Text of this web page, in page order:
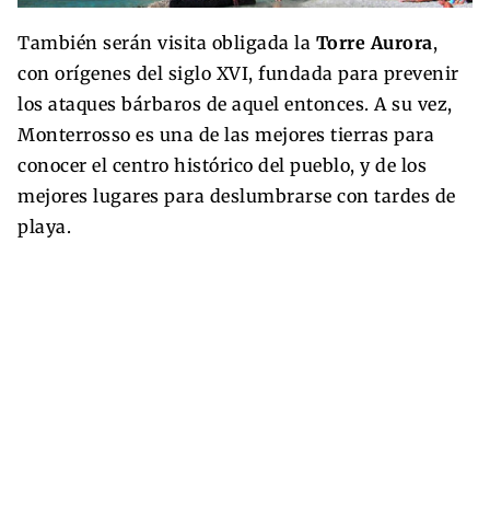
También serán visita obligada la Torre Aurora,
con orígenes del siglo XVI, fundada para prevenir
los ataques bárbaros de aquel entonces. A su vez,
Monterrosso es una de las mejores tierras para
conocer el centro histórico del pueblo, y de los
mejores lugares para deslumbrarse con tardes de
playa.